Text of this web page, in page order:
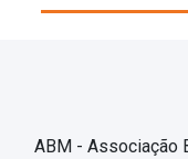
ABM - Associação